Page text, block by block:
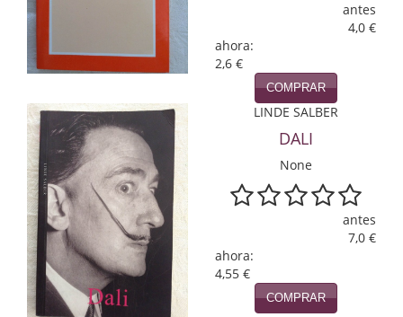
Infantil y juvenil
Infantil y juvenil. Nuevo!!
Infantil y juvenil. Nuevo!!!
Informática
Literatura fantástica
Literatura hispanoamericana
Local
antes
4,0 €
ahora:
2,6 €
COMPRAR
LINDE SALBER
DALI
None
antes
7,0 €
ahora:
4,55 €
COMPRAR